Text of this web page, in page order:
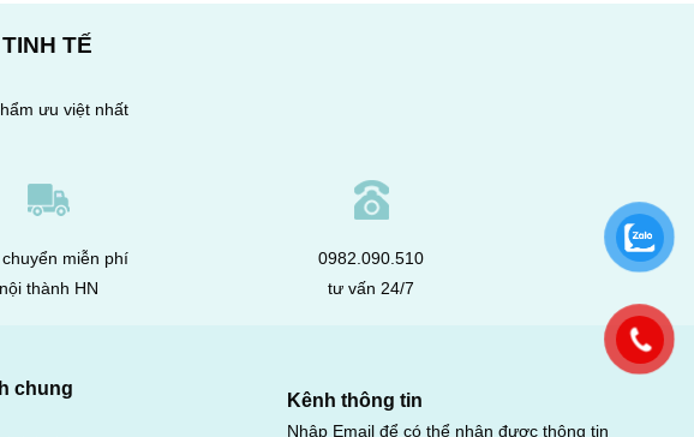
TẾ
ưu việt nhất
miễn phí
nội thành HN
0982.090.510
tư vấn 24/7
chung
Kênh thông tin
Nhập Email để có thể nhận được thông tin